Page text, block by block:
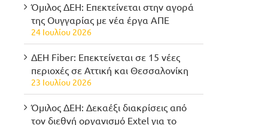
Όμιλος ΔΕΗ: Επεκτείνεται στην αγορά
της Ουγγαρίας με νέα έργα ΑΠΕ
24 Ιουλίου 2026
ΔΕΗ Fiber: Επεκτείνεται σε 15 νέες
περιοχές σε Αττική και Θεσσαλονίκη
23 Ιουλίου 2026
Όμιλος ΔΕΗ: Δεκαέξι διακρίσεις από
τον διεθνή οργανισμό Extel για το